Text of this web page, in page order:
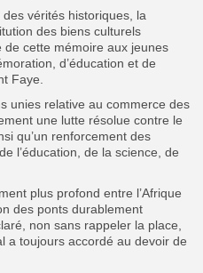
vérités historiques, la
des biens culturels
cette mémoire aux jeunes
d’éducation et de
Faye.
unies relative au commerce des
une lutte résolue contre le
qu’un renforcement des
l’éducation, de la science, de
plus profond entre l’Afrique
des ponts durablement
non sans rappeler la place,
a toujours accordé au devoir de